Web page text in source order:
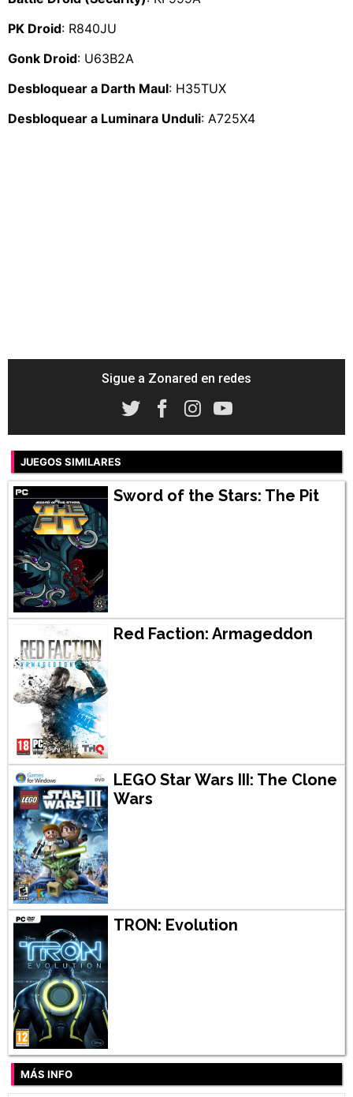
PK Droid: R840JU
Gonk Droid: U63B2A
Desbloquear a Darth Maul: H35TUX
Desbloquear a Luminara Unduli: A725X4
Sigue a Zonared en redes
JUEGOS SIMILARES
Sword of the Stars: The Pit
Red Faction: Armageddon
LEGO Star Wars III: The Clone
Wars
TRON: Evolution
MÁS INFO